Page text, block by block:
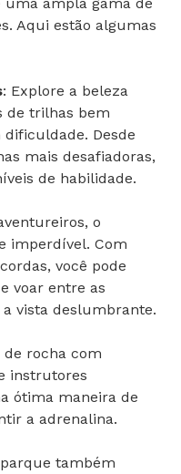
uma ampla gama de
Aqui estão algumas
: Explore a beleza
de trilhas bem
dificuldade. Desde
mais desafiadoras,
o
imperdível. Com
você pode
voar entre as
rocha com
instrutores
ótima maneira de